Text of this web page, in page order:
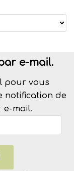
e-mail.
pour vous
notification de
e-mail.